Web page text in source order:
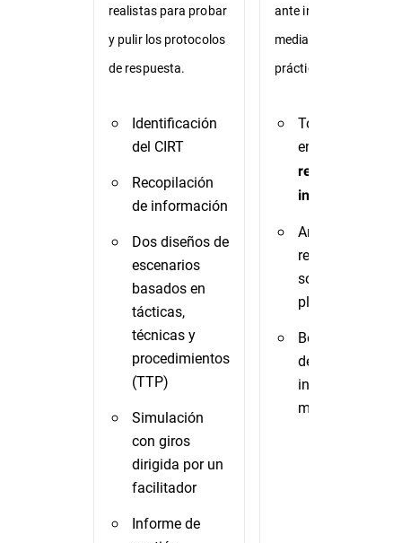
realistas para probar
y pulir los protocolos
de respuesta.
Identificación
del CIRT
Recopilación
de información
Dos diseños de
escenarios
basados en
tácticas,
técnicas y
procedimientos
(TTP)
Simulación
con giros
dirigida por un
facilitador
Informe de
ante incidentes
mediante ejercicios
prácticos (TTX).
Todo lo incluido
en
respuesta ante
incidentes
Análisis y
sobre el
plan/manual
Borrador del
de respuesta
incidentes y
manuales